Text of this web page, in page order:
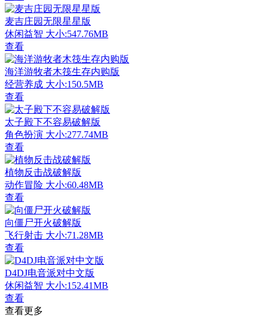
麦吉庄园无限星星版
休闲益智 大小:547.76MB
查看
海洋游牧者木筏生存内购版
经营养成 大小:150.5MB
查看
太子殿下不容易破解版
角色扮演 大小:277.74MB
查看
植物反击战破解版
动作冒险 大小:60.48MB
查看
向僵尸开火破解版
飞行射击 大小:71.28MB
查看
D4DJ电音派对中文版
休闲益智 大小:152.41MB
查看
查看更多